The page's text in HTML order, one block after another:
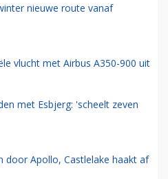
nieuwe route vanaf
vlucht met Airbus A350-900 uit
met Esbjerg: 'scheelt zeven
door Apollo, Castlelake haakt af